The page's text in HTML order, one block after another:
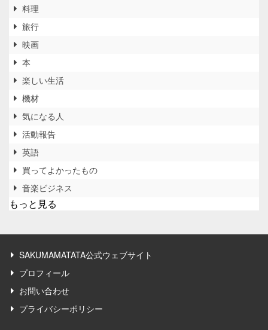
料理
旅行
映画
本
楽しい生活
機材
気になる人
活動報告
英語
買ってよかったもの
音楽ビジネス
もっと見る
SAKUMAMATATA公式ウェブサイト
プロフィール
お問い合わせ
プライバシーポリシー